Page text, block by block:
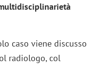
caso viene discusso
radiologo, col